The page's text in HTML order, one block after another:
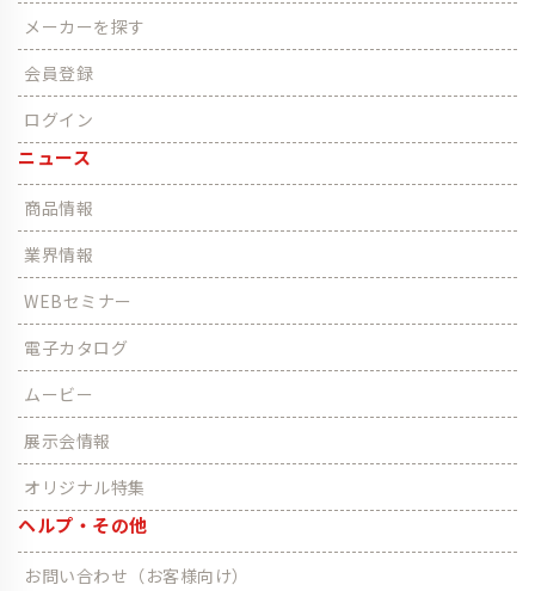
メーカーを探す
会員登録
ログイン
ニュース
商品情報
業界情報
WEBセミナー
電子カタログ
ムービー
展示会情報
オリジナル特集
ヘルプ・その他
お問い合わせ（お客様向け）